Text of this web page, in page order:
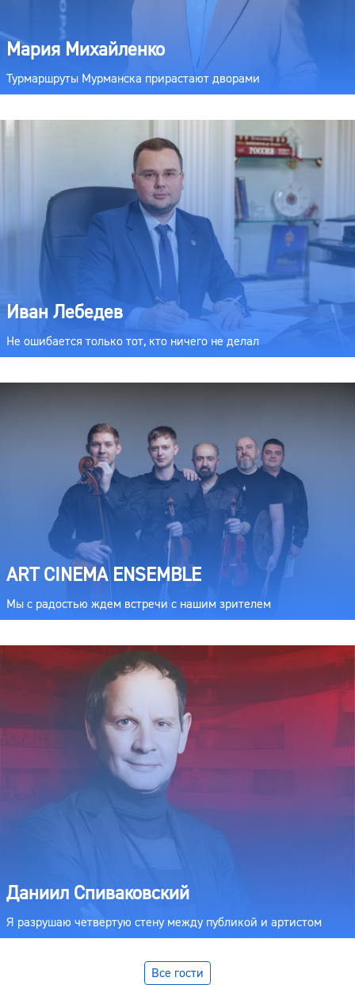
Мария Михайленко
Турмаршруты Мурманска прирастают дворами
Иван Лебедев
Не ошибается только тот, кто ничего не делал
ART CINEMA ENSEMBLE
Мы с радостью ждем встречи с нашим зрителем
Даниил Спиваковский
Я разрушаю четвертую стену между публикой и артистом
Все гости